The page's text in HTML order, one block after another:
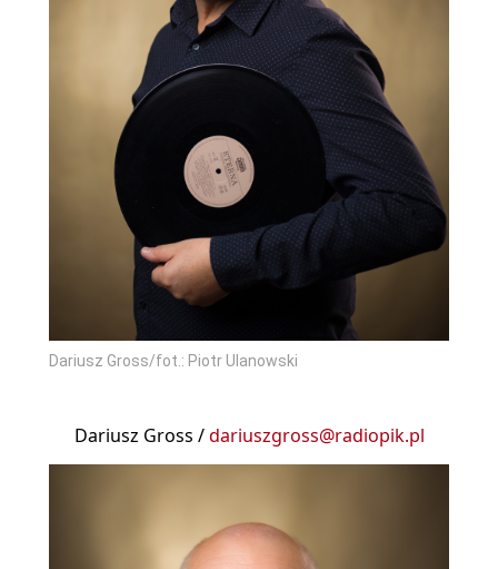
Dariusz Gross/fot.: Piotr Ulanowski
Dariusz Gross /dariuszgross@radiopik.pl